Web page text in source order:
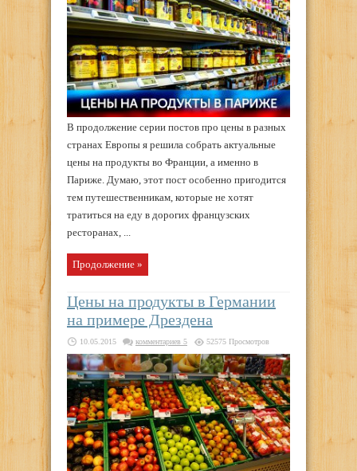
В продолжение серии постов про цены в разных
странах Европы я решила собрать актуальные
цены на продукты во Франции, а именно в
Париже. Думаю, этот пост особенно пригодится
тем путешественникам, которые не хотят
тратиться на еду в дорогих французских
ресторанах, ...
Продолжение »
Цены на продукты в Германии
на примере Дрездена
10.05.2015 комментариев 5 52575 Просмотров